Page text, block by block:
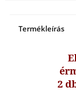
Termékleírás
2